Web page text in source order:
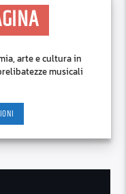
arte e cultura in
musicali